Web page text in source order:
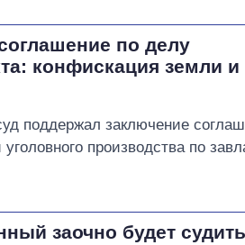
по делу
конфискация земли и
поддержал заключение
производства по
заочно будет